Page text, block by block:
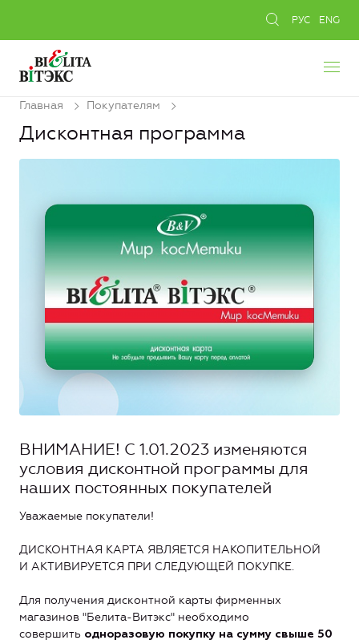
РУС ENG
Главная Покупателям
Дисконтная программа
ВНИМАНИЕ! С 1.01.2023 изменяются
условия дисконтной программы для
наших постоянных покупателей
Уважаемые покупатели!
ДИСКОНТНАЯ КАРТА ЯВЛЯЕТСЯ НАКОПИТЕЛЬНОЙ
И АКТИВИРУЕТСЯ ПРИ СЛЕДУЮЩЕЙ ПОКУПКЕ.
Для получения дисконтной карты фирменных
магазинов "Белита-Витэкс" необходимо
совершить одноразовую покупку на сумму свыше 50